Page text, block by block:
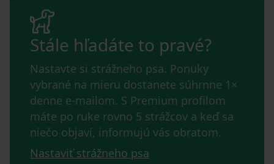
Stále hľadáte to pravé?
Nastavte si strážneho psa. Ponuky
vybrané na mieru dostanete súhrnne 1×
denne e-mailom. S Premium profilom
máte po ruke rovno 5 strážcov a keď sa
niečo objaví, informujú vás obratom.
Nastaviť strážneho psa